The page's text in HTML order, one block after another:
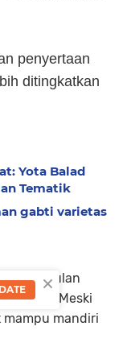
penyertaan
ditingkatkan
Yota Balad
Tematik
gabti varietas
baru 8 bulan
juta. Meski
mandiri
×